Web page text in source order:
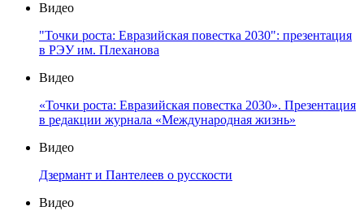
Видео
"Точки роста: Евразийская повестка 2030": презентация
в РЭУ им. Плеханова
Видео
«Точки роста: Евразийская повестка 2030». Презентация
в редакции журнала «Международная жизнь»
Видео
Дзермант и Пантелеев о русскости
Видео